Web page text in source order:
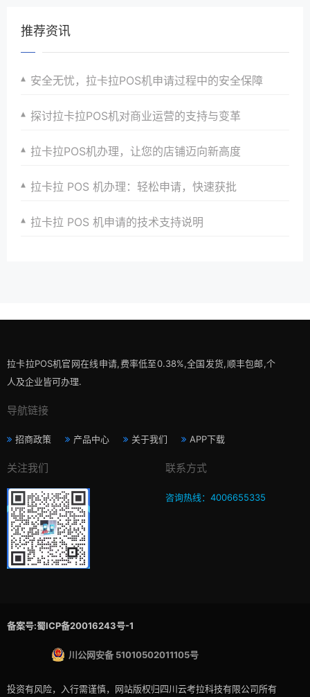
推荐资讯
安全无忧，拉卡拉POS机申请过程中的安全保障
探讨拉卡拉POS机对商业运营的支持与变革
拉卡拉POS机办理，让您的店铺迈向新高度
拉卡拉 POS 机办理：轻松申请，快速获批
拉卡拉 POS 机申请的技术支持说明
拉卡拉POS机官网在线申请,费率低至0.38%,全国发货,顺丰包邮,个
人及企业皆可办理.
导航链接
招商政策 产品中心 关于我们 APP下载
关注我们 联系方式
咨询热线：4006655335
备案号:蜀ICP备20016243号-1
川公网安备 51010502011105号
投资有风险，入行需谨慎，网站版权归四川云考拉科技有限公司所有